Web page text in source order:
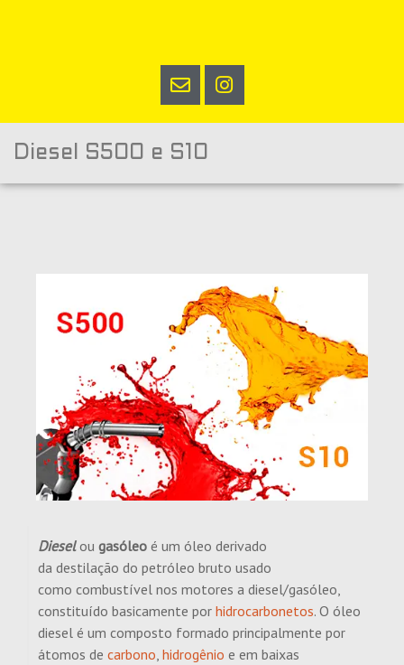
Diesel S500 e S10
Dieselou gasóleo é um óleo derivado
da destilação do petróleo bruto usado
como combustível nos motores a diesel/gasóleo,
constituído basicamente por hidrocarbonetos. O óleo
diesel é um composto formado principalmente por
átomos de carbono, hidrogênio e em baixas